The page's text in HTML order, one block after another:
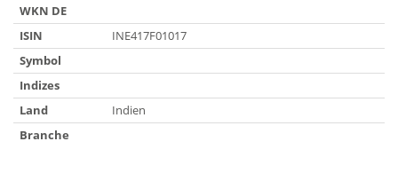
WKN DE
ISIN
INE417F01017
Symbol
Indizes
Land
Indien
Branche